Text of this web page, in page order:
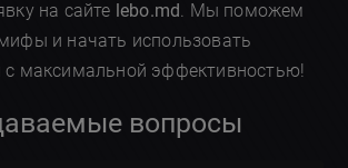
на сайте lebo.md . Мы поможем
и начать использовать
с максимальной эффективностью!
вопросы